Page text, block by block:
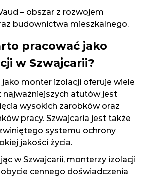
– obszar z rozwojem
budownictwa mieszkalnego.
pracować jako
w Szwajcarii?
jako monter izolacji oferuje wiele
najważniejszych atutów jest
wysokich zarobków oraz
pracy. Szwajcaria jest także
systemu ochrony
jakości życia.
w Szwajcarii, monterzy izolacji
cennego doświadczenia